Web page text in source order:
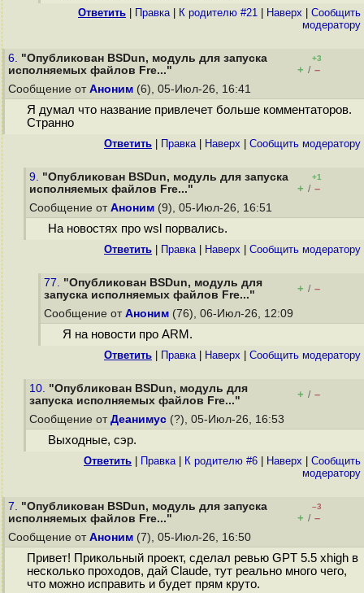
Ответить Правка| К родителю #21 Наверх
Cообщить
модератору
6. "Опубликован BSDun, модуль для запуска
исполняемых файлов Fre..."
+3
+ / –
Сообщение от Аноним (6), 05-Июл-26, 16:41
Я думал что название привлечет больше комментаторов.
Странно
Ответить Правка| Наверх Cообщить модератору
9. "Опубликован BSDun, модуль для запуска
исполняемых файлов Fre..."
+1
+ / –
Сообщение от Аноним (9), 05-Июл-26, 16:51
На новостях про wsl порвались.
Ответить Правка| Наверх Cообщить модератору
77. "Опубликован BSDun, модуль для
запуска исполняемых файлов Fre..."
+ / –
Сообщение от Аноним (76), 06-Июл-26, 12:09
Я на новости про ARM.
Ответить Правка| Наверх Cообщить модератору
10. "Опубликован BSDun, модуль для
запуска исполняемых файлов Fre..."
+ / –
Сообщение от Деанимус (?), 05-Июл-26, 16:53
Выходные, сэр.
Ответить Правка| К родителю #6 Наверх
Cообщить
модератору
7. "Опубликован BSDun, модуль для запуска
исполняемых файлов Fre..."
–3
+ / –
Сообщение от Аноним (7), 05-Июл-26, 16:50
Привет! Прикольный проект, сделал ревью GPT 5.5 xhigh в
несколько проходов, дай Claude, тут реально много чего,
что можно исправить и будет прям круто.